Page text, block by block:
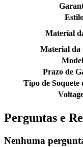
Material
Material da
Prazo de
Tipo de Soquete
Perguntas e
Nenhuma